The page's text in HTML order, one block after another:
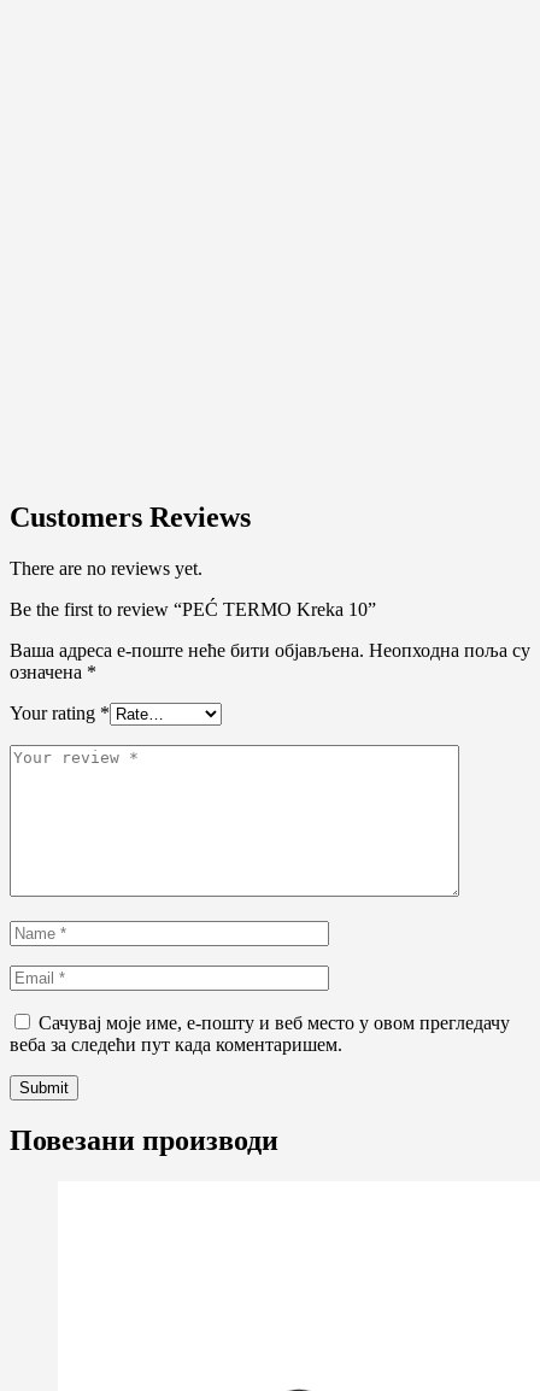
Customers Reviews
There are no reviews yet.
Be the first to review “PEĆ TERMO Kreka 10”
Ваша адреса е-поште неће бити објављена. Неопходна поља су
означена *
Your rating *
Сачувај моје име, е-пошту и веб место у овом прегледачу
веба за следећи пут када коментаришем.
Повезани производи